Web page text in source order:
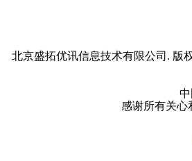
北京盛拓优讯信息技术有限公司. 版
感谢所有关心